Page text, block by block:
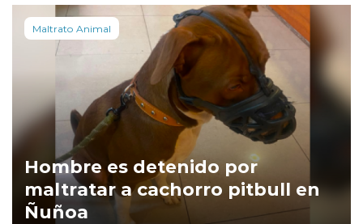
Maltrato Animal
Hombre es detenido por
maltratar a cachorro pitbull en
Ñuñoa